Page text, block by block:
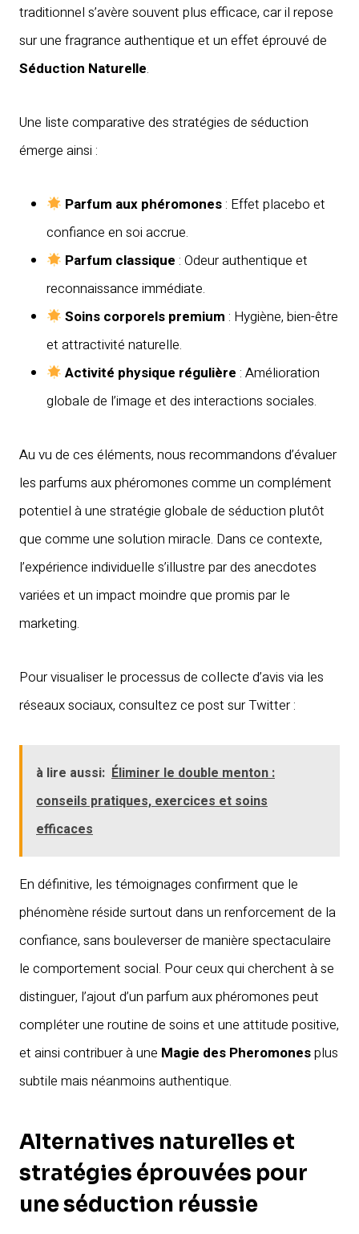
traditionnel s’avère souvent plus efficace, car il repose
sur une fragrance authentique et un effet éprouvé de
Séduction Naturelle.
Une liste comparative des stratégies de séduction
émerge ainsi :
Parfum aux phéromones : Effet placebo et
confiance en soi accrue.
Parfum classique : Odeur authentique et
reconnaissance immédiate.
Soins corporels premium : Hygiène, bien-être
et attractivité naturelle.
Activité physique régulière : Amélioration
globale de l’image et des interactions sociales.
Au vu de ces éléments, nous recommandons d’évaluer
les parfums aux phéromones comme un complément
potentiel à une stratégie globale de séduction plutôt
que comme une solution miracle. Dans ce contexte,
l’expérience individuelle s’illustre par des anecdotes
variées et un impact moindre que promis par le
marketing.
Pour visualiser le processus de collecte d’avis via les
réseaux sociaux, consultez ce post sur Twitter :
à lire aussi: Éliminer le double menton :
conseils pratiques, exercices et soins
efficaces
En définitive, les témoignages confirment que le
phénomène réside surtout dans un renforcement de la
confiance, sans bouleverser de manière spectaculaire
le comportement social. Pour ceux qui cherchent à se
distinguer, l’ajout d’un parfum aux phéromones peut
compléter une routine de soins et une attitude positive,
et ainsi contribuer à une Magie des Pheromonesplus
subtile mais néanmoins authentique.
Alternatives naturelles et
stratégies éprouvées pour
une séduction réussie